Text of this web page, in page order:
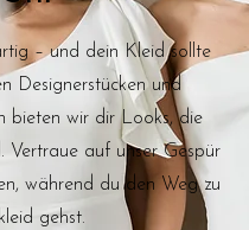
– und dein Kleid sollte
Designerstücken und
bieten wir dir Looks, die
Vertraue auf unser Gespür
während du den Weg zu
gehst.